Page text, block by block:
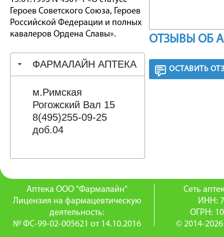
Героев Советского Союза, Героев
Российской Федерации и полных
кавалеров Ордена Славы».
ФАРМАЛАЙН АПТЕКА
м.Римская
Рогожский Вал 15
8(495)255-09-25
доб.04
ОТЗЫВЫ ОБ
ОСТАВИТЬ
Аптека ООО "Фармалайн"
Лицензия на фармацевтическую
деятельность:
№ ФС-99-02-005621 от 14.10.2016
Сеть
ИНН:
ОГРН:
© 2014-